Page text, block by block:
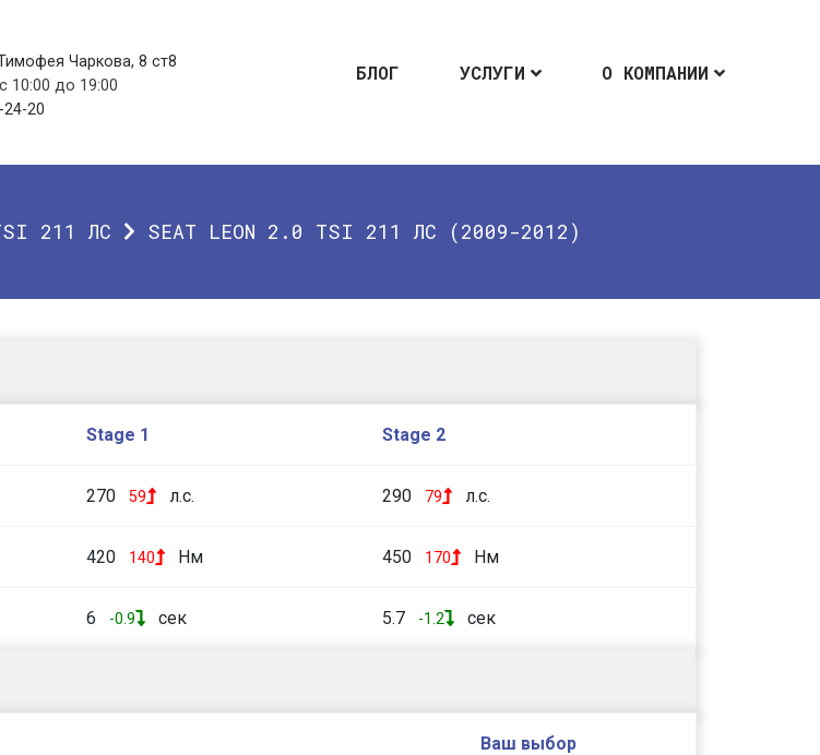
БЛОГ УСЛУГИ О КОМПАНИИ
Чаркова, 8 ст8
10:00 до 19:00
24-20
211 ЛС SEAT LEON 2.0 TSI 211 ЛС (2009-2012)
Stage 1 Stage 2
270 59 л.с. 290 79 л.с.
420 140 Нм 450 170 Нм
6 -0.9 сек 5.7 -1.2 сек
Ваш выбор